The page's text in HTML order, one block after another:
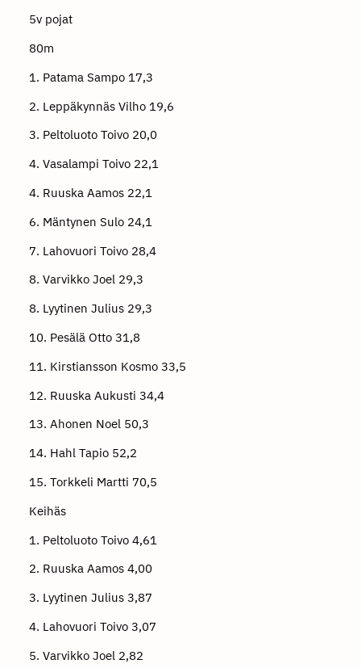
5v pojat
80m
1. Patama Sampo 17,3
2. Leppäkynnäs Vilho 19,6
3. Peltoluoto Toivo 20,0
4. Vasalampi Toivo 22,1
4. Ruuska Aamos 22,1
6. Mäntynen Sulo 24,1
7. Lahovuori Toivo 28,4
8. Varvikko Joel 29,3
8. Lyytinen Julius 29,3
10. Pesälä Otto 31,8
11. Kirstiansson Kosmo 33,5
12. Ruuska Aukusti 34,4
13. Ahonen Noel 50,3
14. Hahl Tapio 52,2
15. Torkkeli Martti 70,5
Keihäs
1. Peltoluoto Toivo 4,61
2. Ruuska Aamos 4,00
3. Lyytinen Julius 3,87
4. Lahovuori Toivo 3,07
5. Varvikko Joel 2,82